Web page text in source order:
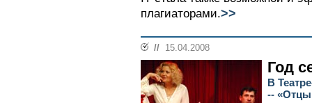
плагиаторами.>>
// 15.04.2008
Год
В
-- «Отцы